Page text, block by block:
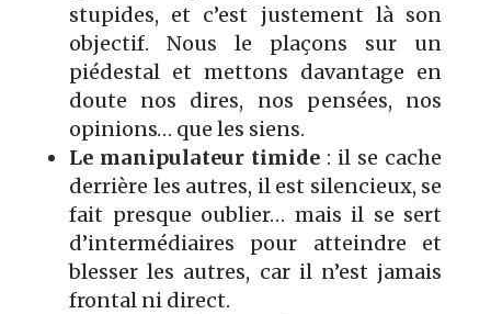
stupides, et c’est justement là son
objectif. Nous le plaçons sur un
piédestal et mettons davantage en
doute nos dires, nos pensées, nos
opinions… que les siens.
Le manipulateur timide : il se cache
derrière les autres, il est silencieux, se
fait presque oublier… mais il se sert
d’intermédiaires pour atteindre et
blesser les autres, car il n’est jamais
frontal ni direct.